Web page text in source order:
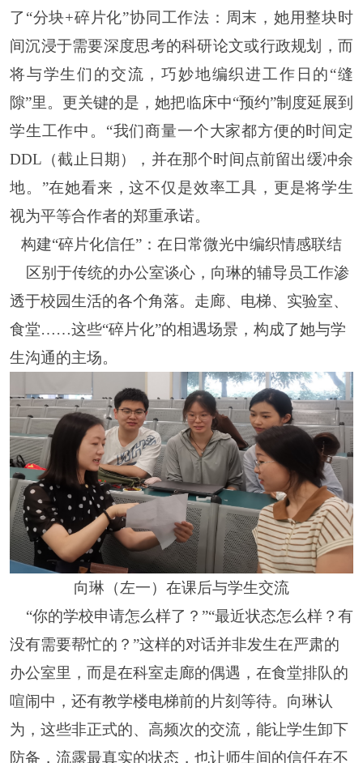
了 “分块+碎片化”协同工作法：周末，她用整块时
间沉浸于需要深度思考的科研论文或行政规划，而
将与学生们的交流，巧妙地编织进工作日的“缝
隙”里。更关键的是，她把临床中“预约”制度延展到
学生工作中。“我们商量一个大家都方便的时间定
DDL（截止日期），并在那个时间点前留出缓冲余
地。”在她看来，这不仅是效率工具，更是将学生
视为平等合作者的郑重承诺。
构建“碎片化信任”：在日常微光中编织情感联结
区别于传统的办公室谈心，向琳的辅导员工作渗
透于校园生活的各个角落。走廊、电梯、实验室、
食堂……这些“碎片化”的相遇场景，构成了她与学
生沟通的主场。
向琳（左一）在课后与学生交流
“你的学校申请怎么样了？”“最近状态怎么样？有
没有需要帮忙的？”这样的对话并非发生在严肃的
办公室里，而是在科室走廊的偶遇，在食堂排队的
喧闹中，还有教学楼电梯前的片刻等待。向琳认
为，这些非正式的、高频次的交流，能让学生卸下
防备，流露最真实的状态，也让师生间的信任在不